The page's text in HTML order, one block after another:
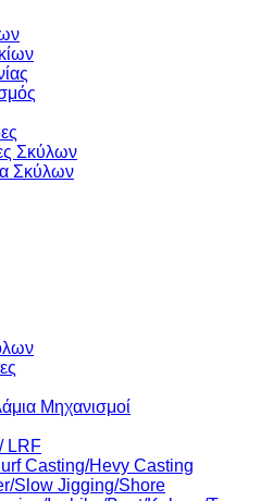
Σκύλων
Σκύλων
Μηχανισμοί
LRF
Casting/Hevy Casting
Slow Jigging/Shore